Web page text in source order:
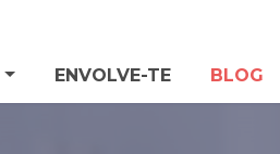
ENVOLVE-TE BLOG